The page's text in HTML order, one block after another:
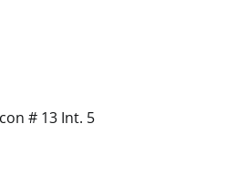
# 13 Int. 5